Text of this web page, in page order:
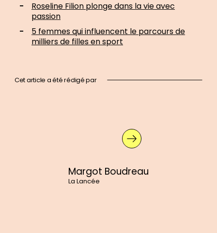
Roseline Filion plonge dans la vie avec
passion
5 femmes qui influencent le parcours de
milliers de filles en sport
Cet article a été rédigé par
Margot Boudreau
La Lancée